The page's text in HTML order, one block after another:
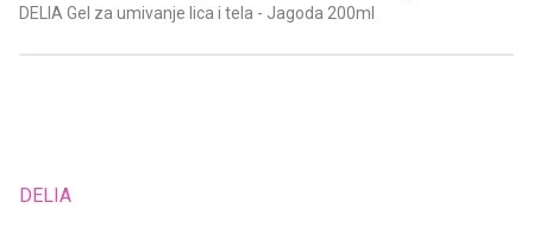
DELIA Gel za umivanje lica i tela - Jagoda 200ml
DELIA